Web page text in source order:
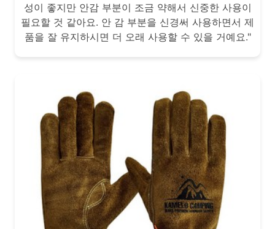
성이 좋지만 안감 부분이 조금 약해서 신중한 사용이
필요할 것 같아요. 안 감 부분을 신경써 사용하면서 제
품을 잘 유지하시면 더 오래 사용할 수 있을 거예요."